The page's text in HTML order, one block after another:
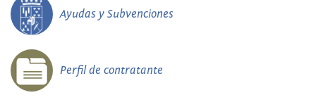
Ayudas y Subvenciones
Perfil de contratante